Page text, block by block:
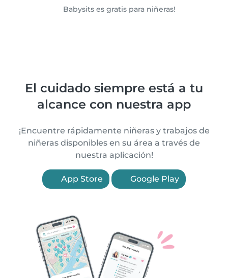
Babysits es gratis para niñeras!
El cuidado siempre está a tu
alcance con nuestra app
¡Encuentre rápidamente niñeras y trabajos de
niñeras disponibles en su área a través de
nuestra aplicación!
App Store Google Play